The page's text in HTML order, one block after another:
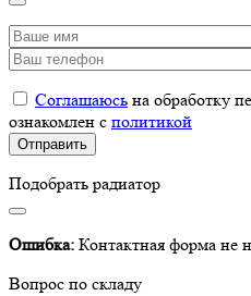
Соглашаюсь на обработку
ознакомлен с политикой
Подобрать радиатор
Ошибка: Контактная форма не
Вопрос по складу